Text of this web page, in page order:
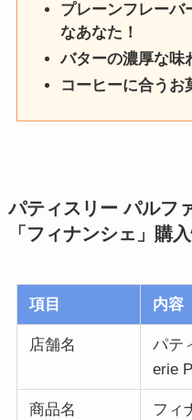
プレーンフレーバ
なあなた！
バターの濃厚な味
コーヒーに合うお
パティスリー パルフ
「フィナンシェ」 購
項目 内容
店舗名
パテ
erie
商品名 フィ